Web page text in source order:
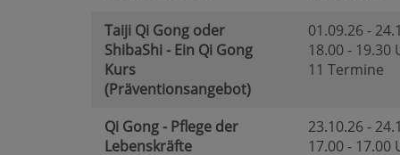
Taiji Qi Gong oder
ShibaShi - Ein Qi Gong
Kurs
(Präventionsangebot)
01.09.26 -
18.00 - 19.30
11 Termine
Qi Gong - Pflege der
Lebenskräfte
23.10.26 -
17.00 - 17.00